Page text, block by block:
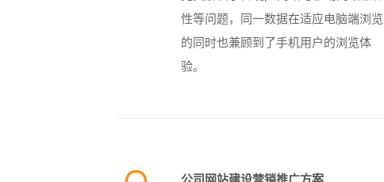
性等问题，同一数据在适应电脑端浏览
的同时也兼顾到了手机用户的浏览体
验。
公司网站建设营销推广方案